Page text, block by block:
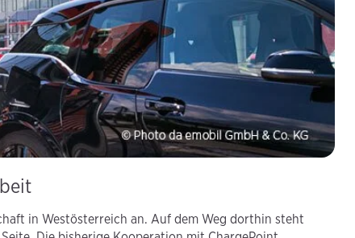
in Westösterreich an. Auf dem Weg dorthin steht